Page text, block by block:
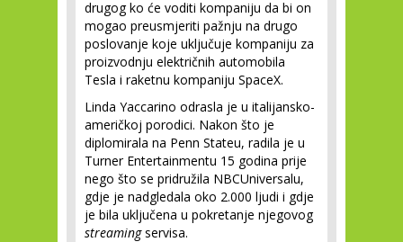
drugog ko će voditi kompaniju da bi on
mogao preusmjeriti pažnju na drugo
poslovanje koje uključuje kompaniju za
proizvodnju električnih automobila
Tesla i raketnu kompaniju SpaceX.
Linda Yaccarino odrasla je u italijansko-
američkoj porodici. Nakon što je
diplomirala na Penn Stateu, radila je u
Turner Entertainmentu 15 godina prije
nego što se pridružila NBCUniversalu,
gdje je nadgledala oko 2.000 ljudi i gdje
je bila uključena u pokretanje njegovog
streamingservisa.